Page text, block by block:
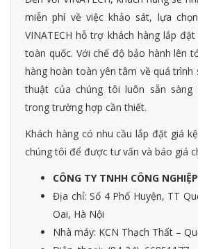
miễn phí về việc khảo sát, lựa
VINATECH hỗ trợ khách hàng lắp
toàn quốc. Với chế độ bảo hành lên
hàng hoàn toàn yên tâm về quá trình
thuật của chúng tôi luôn sẵn sàng
trong trường hợp cần thiết.
Khách hàng có nhu cầu lắp đặt giá
chúng tôi để được tư vấn và báo giá
CÔNG TY TNHH CÔNG
Địa chỉ: Số 4 Phố Huyện, TT
Oai, Hà Nội
Nhà máy: KCN Thạch Thất –